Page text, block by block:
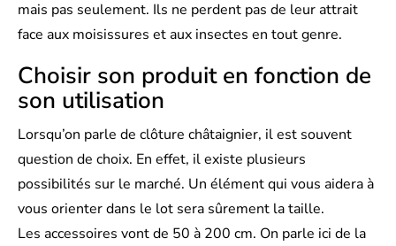
mais pas seulement. Ils ne perdent pas de leur attrait
face aux moisissures et aux insectes en tout genre.
Choisir son produit en fonction de
son utilisation
Lorsqu’on parle de clôture châtaignier, il est souvent
question de choix. En effet, il existe plusieurs
possibilités sur le marché. Un élément qui vous aidera à
vous orienter dans le lot sera sûrement la taille.
Les accessoires vont de 50 à 200 cm. On parle ici de la